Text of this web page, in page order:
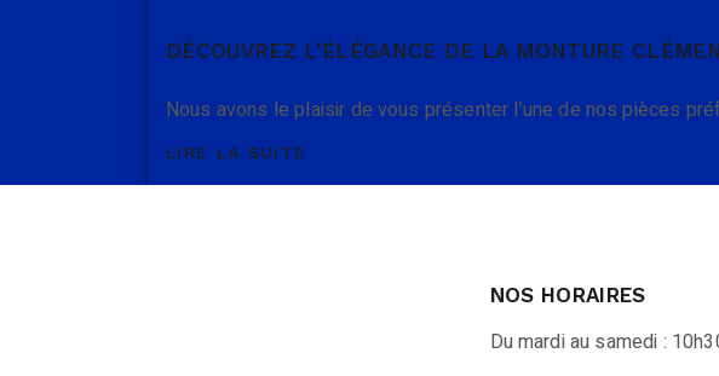
DÉCOUVREZ L’ÉLÉGANCE DE LA MONTURE
Nous avons le plaisir de vous présenter l’une de nos pièces
LIRE LA SUITE
NOS HORAIRES
Du mardi au samedi :